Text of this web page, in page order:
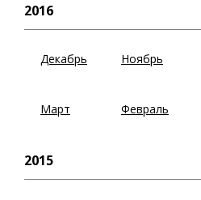
2016
Декабрь Ноябрь
Март Февраль
2015